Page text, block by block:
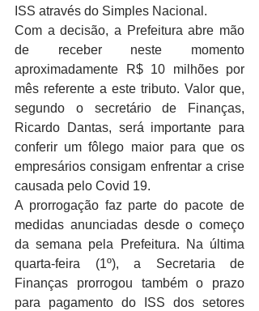
ISS através do Simples Nacional.
Com a decisão, a Prefeitura abre mão
de receber neste momento
aproximadamente R$ 10 milhões por
mês referente a este tributo. Valor que,
segundo o secretário de Finanças,
Ricardo Dantas, será importante para
conferir um fôlego maior para que os
empresários consigam enfrentar a crise
causada pelo Covid 19.
A prorrogação faz parte do pacote de
medidas anunciadas desde o começo
da semana pela Prefeitura. Na última
quarta-feira (1º), a Secretaria de
Finanças prorrogou também o prazo
para pagamento do ISS dos setores